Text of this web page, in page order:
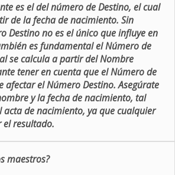
es el del número de Destino, el cual
de la fecha de nacimiento. Sin
Destino no es el único que influye en
es fundamental el Número de
se calcula a partir del Nombre
tener en cuenta que el Número de
afectar el Número Destino. Asegúrate
y la fecha de nacimiento, tal
acta de nacimiento, ya que cualquier
resultado.
maestros?